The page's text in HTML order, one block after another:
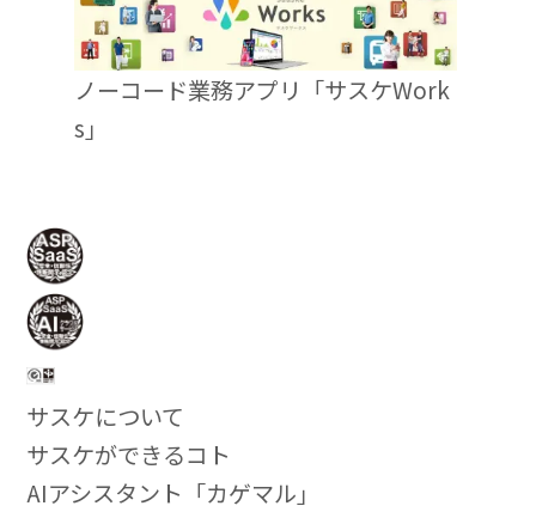
ノーコード業務アプリ「サスケWork
s」
サスケについて
サスケができるコト
AIアシスタント「カゲマル」